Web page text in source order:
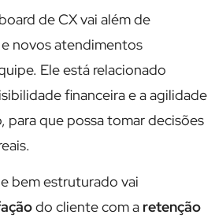
de CX vai além de
novos atendimentos
Ele está relacionado
financeira e a agilidade
para que possa tomar decisões
bem estruturado vai
do cliente com a retenção